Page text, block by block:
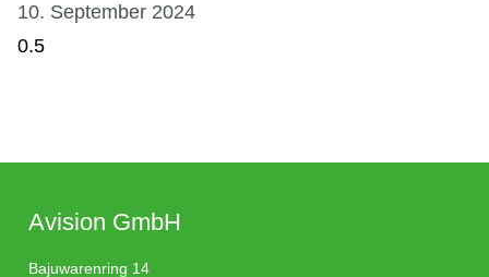
10. September 2024
Avision GmbH
Bajuwarenring 14